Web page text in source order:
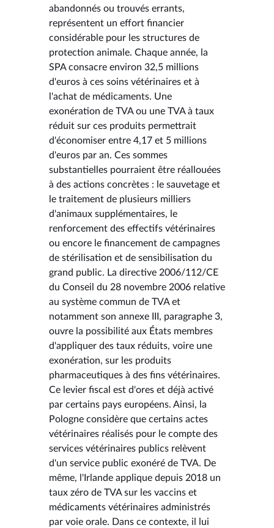
abandonnés ou trouvés errants,
représentent un effort financier
considérable pour les structures de
protection animale. Chaque année, la
SPA consacre environ 32,5 millions
d'euros à ces soins vétérinaires et à
l'achat de médicaments. Une
exonération de TVA ou une TVA à taux
réduit sur ces produits permettrait
d'économiser entre 4,17 et 5 millions
d'euros par an. Ces sommes
substantielles pourraient être réallouées
à des actions concrètes : le sauvetage et
le traitement de plusieurs milliers
d'animaux supplémentaires, le
renforcement des effectifs vétérinaires
ou encore le financement de campagnes
de stérilisation et de sensibilisation du
grand public. La directive 2006/112/CE
du Conseil du 28 novembre 2006 relative
au système commun de TVA et
notamment son annexe III, paragraphe 3,
ouvre la possibilité aux États membres
d'appliquer des taux réduits, voire une
exonération, sur les produits
pharmaceutiques à des fins vétérinaires.
Ce levier fiscal est d'ores et déjà activé
par certains pays européens. Ainsi, la
Pologne considère que certains actes
vétérinaires réalisés pour le compte des
services vétérinaires publics relèvent
d'un service public exonéré de TVA. De
même, l'Irlande applique depuis 2018 un
taux zéro de TVA sur les vaccins et
médicaments vétérinaires administrés
par voie orale. Dans ce contexte, il lui